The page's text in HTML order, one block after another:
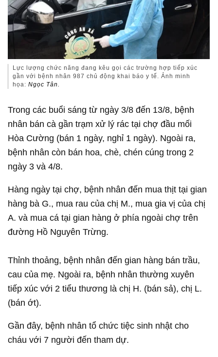
Lực lượng chức năng đang kêu gọi các trường hợp tiếp xúc
gần với bệnh nhân 987 chủ động khai báo y tế. Ảnh minh
họa:Ngọc Tân.
Trong các buổi sáng từ ngày 3/8 đến 13/8, bệnh
nhân bán cà gần trạm xử lý rác tại chợ đầu mối
Hòa Cường (bán 1 ngày, nghỉ 1 ngày). Ngoài ra,
bệnh nhân còn bán hoa, chè, chén cúng trong 2
ngày 3 và 4/8.
Hàng ngày tại chợ, bệnh nhân đến mua thịt tại gian
hàng bà G., mua rau của chị M., mua gia vị của chị
A. và mua cá tại gian hàng ở phía ngoài chợ trên
đường Hồ Nguyên Trừng.
Thỉnh thoảng, bệnh nhân đến gian hàng bán trầu,
cau của mẹ. Ngoài ra, bệnh nhân thường xuyên
tiếp xúc với 2 tiểu thương là chị H. (bán sả), chị L.
(bán ớt).
Gần đây, bệnh nhân tổ chức tiệc sinh nhật cho
cháu với 7 người đến tham dự.